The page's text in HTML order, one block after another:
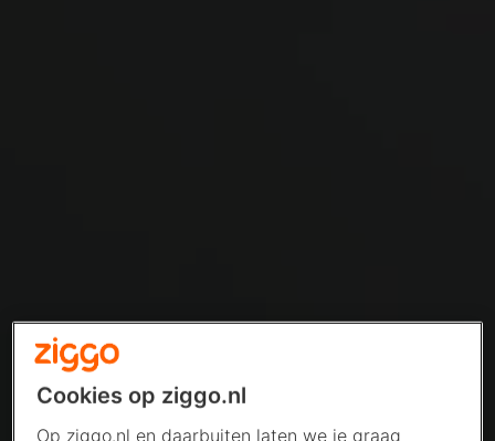
Cookies op ziggo.nl
Op ziggo.nl en daarbuiten laten we je graag